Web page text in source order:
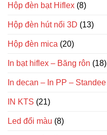
Hộp đèn bạt Hiflex (8)
Hộp đèn hút nổi 3D (13)
Hộp đèn mica (20)
In bạt hiflex – Băng rôn (18)
In decan – In PP – Standee
IN KTS (21)
Led đổi màu (8)